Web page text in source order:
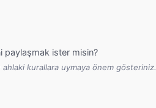
paylaşmak ister misin?
ahlaki kurallara uymaya önem gösteriniz.